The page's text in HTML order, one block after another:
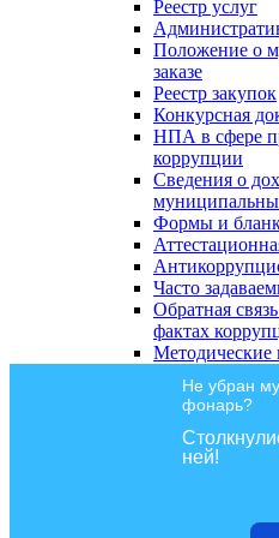
Реестр услуг
Положение о
заказе
Реестр закупок
Конкурсная
НПА в сфере
коррупции
Сведения о
Формы и
Часто
Обратная
фактах
Методические
Не убран
фонарь?
ней!